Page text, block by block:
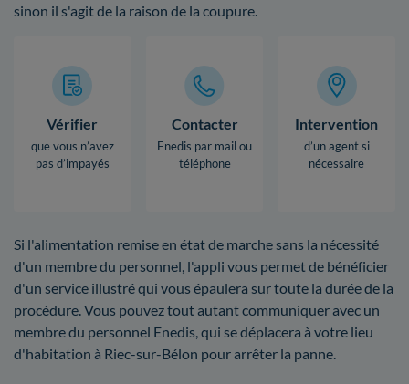
sinon il s'agit de la raison de la coupure.
Vérifier
que vous n’avez
pas d’impayés
Contacter
Enedis par mail ou
téléphone
Intervention
d’un agent si
nécessaire
Si l'alimentation remise en état de marche sans la nécessité
d'un membre du personnel, l'appli vous permet de bénéficier
d'un service illustré qui vous épaulera sur toute la durée de la
procédure. Vous pouvez tout autant communiquer avec un
membre du personnel Enedis, qui se déplacera à votre lieu
d'habitation à Riec-sur-Bélon pour arrêter la panne.